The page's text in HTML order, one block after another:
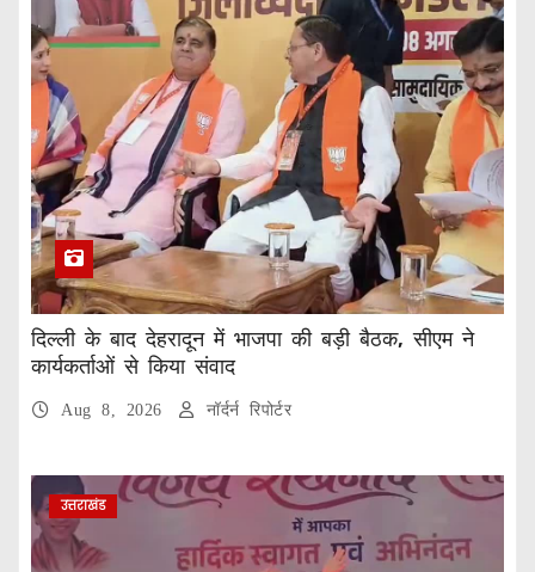
दिल्ली के बाद देहरादून में भाजपा की बड़ी बैठक, सीएम ने
कार्यकर्ताओं से किया संवाद
Aug 8, 2026 नॉर्दर्न रिपोर्टर
उत्तराखंड